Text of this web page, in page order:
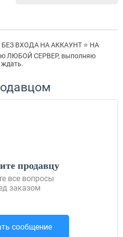
БЕЗ ВХОДА НА АККАУНТ ⭐ НА
ЛЮБОЙ СЕРВЕР, выполняю
ждать.
продавцу
все вопросы
заказом
сообщение